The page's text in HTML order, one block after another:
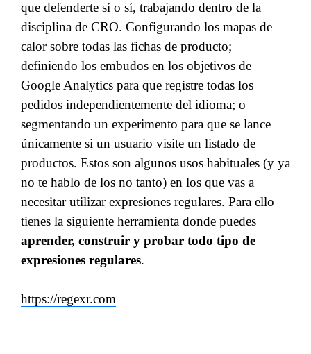
que defenderte sí o sí, trabajando dentro de la
disciplina de CRO. Configurando los mapas de
calor sobre todas las fichas de producto;
definiendo los embudos en los objetivos de
Google Analytics para que registre todas los
pedidos independientemente del idioma; o
segmentando un experimento para que se lance
únicamente si un usuario visite un listado de
productos. Estos son algunos usos habituales (y ya
no te hablo de los no tanto) en los que vas a
necesitar utilizar expresiones regulares. Para ello
tienes la siguiente herramienta donde puedes
aprender, construir y probar todo tipo de
expresiones regulares.
https://regexr.com